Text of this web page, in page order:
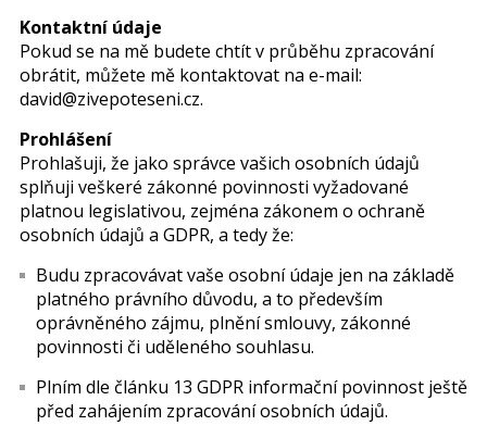
Kontaktní údaje
Pokud se na mě budete chtít v průběhu zpracování
obrátit, můžete mě kontaktovat na e-mail:
david@zivepoteseni.cz.
Prohlášení
Prohlašuji, že jako správce vašich osobních údajů
splňuji veškeré zákonné povinnosti vyžadované
platnou legislativou, zejména zákonem o ochraně
osobních údajů a GDPR, a tedy že:
Budu zpracovávat vaše osobní údaje jen na základě
platného právního důvodu, a to především
oprávněného zájmu, plnění smlouvy, zákonné
povinnosti či uděleného souhlasu.
Plním dle článku 13 GDPR informační povinnost ještě
před zahájením zpracování osobních údajů.